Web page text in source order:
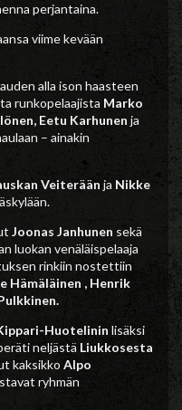
perjantaina.
viime kevään
alla ison haasteen
runkopelaajista Marko
Eetu Karhunen ja
– ainakin
Veiterään ja Nikke
Joonas Janhunen sekä
luokan venäläispelaaja
rinkiin nostettiin
Hämäläinen , Henrik
Huotelinin lisäksi
neljästä Liukkosesta
kaksikko Alpo
ryhmän